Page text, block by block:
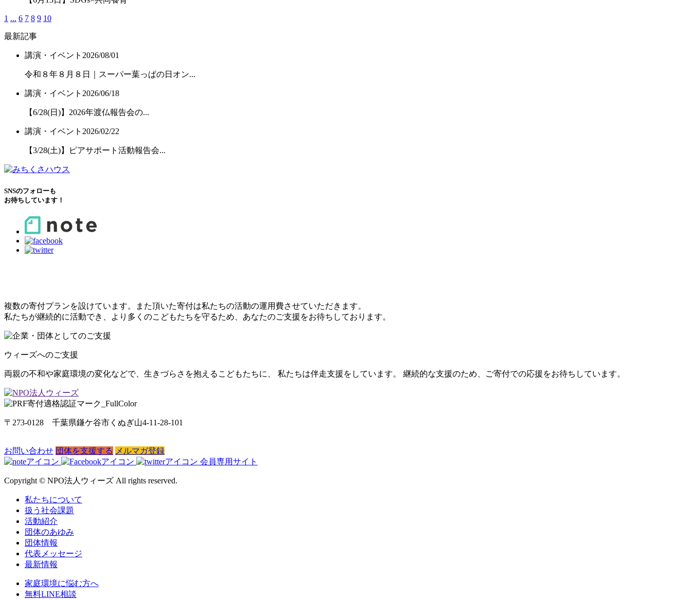
1 ... 6 7 8 9 10
最新記事
講演・イベント 2026/08/01
令和８年８月８日｜スーパー葉っぱの日オン...
講演・イベント 2026/06/18
【6/28(日)】2026年渡仏報告会の...
講演・イベント 2026/02/22
【3/28(土)】ピアサポート活動報告会...
SNSのフォローも
お待ちしています！
複数の寄付プランを設けています。また頂いた寄付は私たちの活動の運用費させていただきます。
私たちが継続的に活動でき、より多くのこどもたちを守るため、あなたのご支援をお待ちしております。
ウィーズへのご支援
両親の不和や家庭環境の変化などで、生きづらさを抱えるこどもたちに、 私たちは伴走支援をしています。 継続的な支援のため、ご寄付での応援をお待ちしています。
〒273-0128 千葉県鎌ケ谷市くぬぎ山4-11-28-101
お問い合わせ 団体を支援する メルマガ登録
会員専用サイト
Copyright © NPO法人ウィーズ All rights reserved.
私たちについて
扱う社会課題
活動紹介
団体のあゆみ
団体情報
代表メッセージ
最新情報
家庭環境に悩む方へ
無料LINE相談